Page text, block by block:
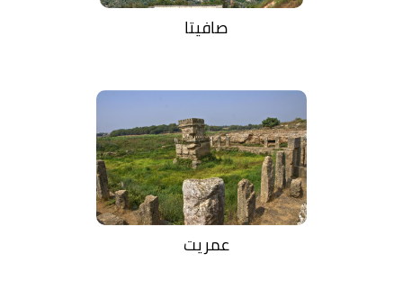
صافيتا
عمريت